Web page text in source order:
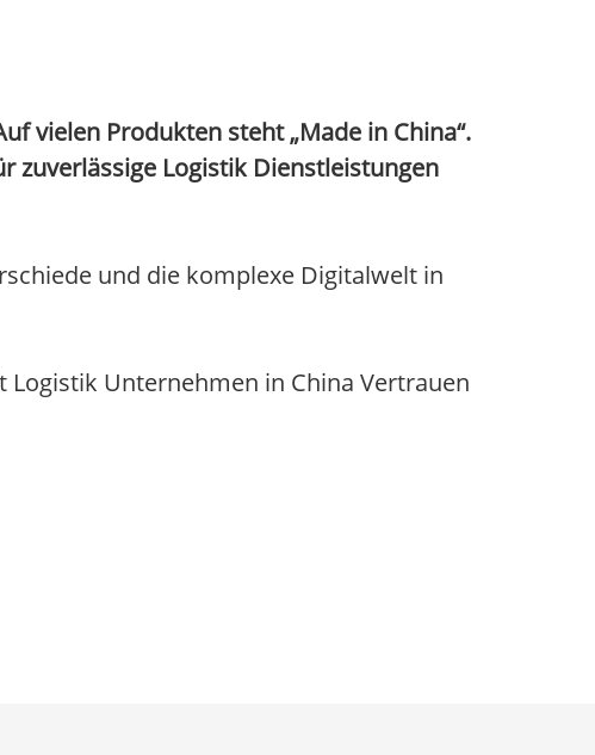
vielen Produkten steht „Made in China“.
zuverlässige Logistik Dienstleistungen
und die komplexe Digitalwelt in
Unternehmen in China Vertrauen